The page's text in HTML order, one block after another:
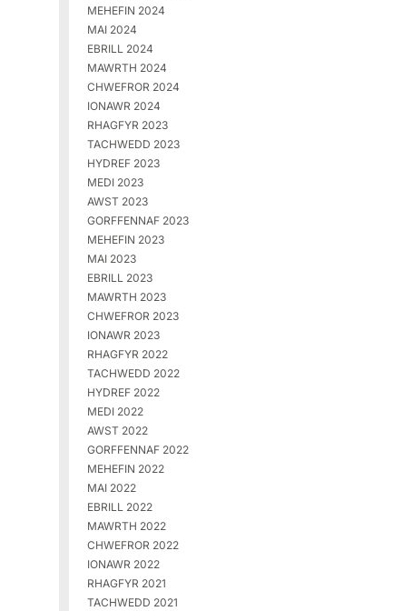
MEHEFIN 2024
MAI 2024
EBRILL 2024
MAWRTH 2024
CHWEFROR 2024
IONAWR 2024
RHAGFYR 2023
TACHWEDD 2023
HYDREF 2023
MEDI 2023
AWST 2023
GORFFENNAF 2023
MEHEFIN 2023
MAI 2023
EBRILL 2023
MAWRTH 2023
CHWEFROR 2023
IONAWR 2023
RHAGFYR 2022
TACHWEDD 2022
HYDREF 2022
MEDI 2022
AWST 2022
GORFFENNAF 2022
MEHEFIN 2022
MAI 2022
EBRILL 2022
MAWRTH 2022
CHWEFROR 2022
IONAWR 2022
RHAGFYR 2021
TACHWEDD 2021